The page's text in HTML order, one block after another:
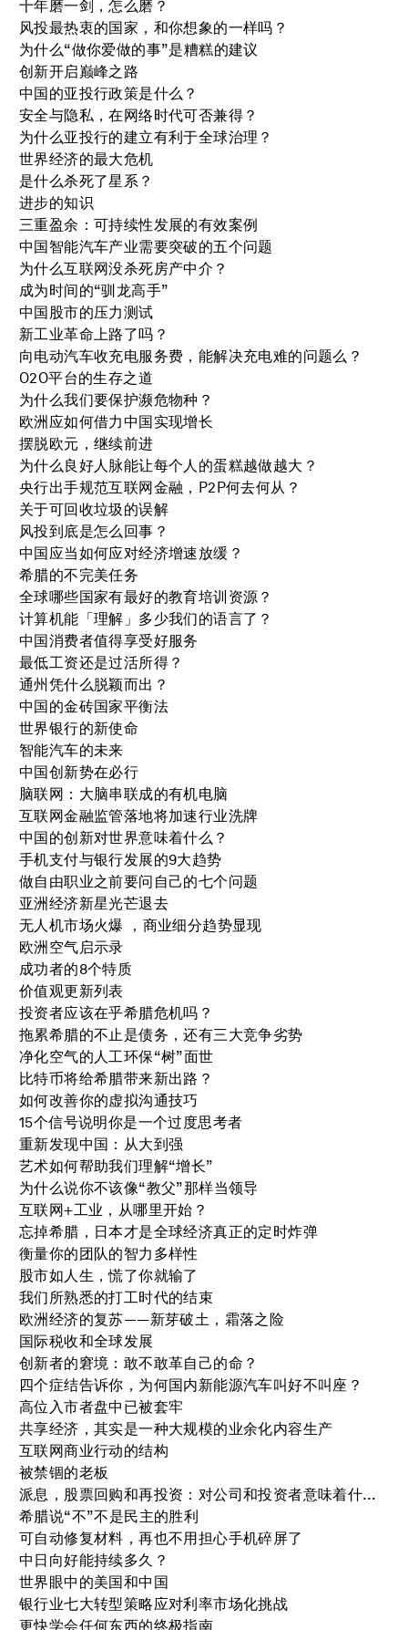
十年磨一剑，怎么磨？
风投最热衷的国家，和你想象的一样吗？
为什么“做你爱做的事”是糟糕的建议
创新开启巅峰之路
中国的亚投行政策是什么？
安全与隐私，在网络时代可否兼得？
为什么亚投行的建立有利于全球治理？
世界经济的最大危机
是什么杀死了星系？
进步的知识
三重盈余：可持续性发展的有效案例
中国智能汽车产业需要突破的五个问题
为什么互联网没杀死房产中介？
成为时间的“驯龙高手”
中国股市的压力测试
新工业革命上路了吗？
向电动汽车收充电服务费，能解决充电难的问题么？
O2O平台的生存之道
为什么我们要保护濒危物种？
欧洲应如何借力中国实现增长
摆脱欧元，继续前进
为什么良好人脉能让每个人的蛋糕越做越大？
央行出手规范互联网金融，P2P何去何从？
关于可回收垃圾的误解
风投到底是怎么回事？
中国应当如何应对经济增速放缓？
希腊的不完美任务
全球哪些国家有最好的教育培训资源？
计算机能「理解」多少我们的语言了？
中国消费者值得享受好服务
最低工资还是过活所得？
通州凭什么脱颖而出？
中国的金砖国家平衡法
世界银行的新使命
智能汽车的未来
中国创新势在必行
脑联网：大脑串联成的有机电脑
互联网金融监管落地将加速行业洗牌
中国的创新对世界意味着什么？
手机支付与银行发展的9大趋势
做自由职业之前要问自己的七个问题
亚洲经济新星光芒退去
无人机市场火爆 ，商业细分趋势显现
欧洲空气启示录
成功者的8个特质
价值观更新列表
投资者应该在乎希腊危机吗？
拖累希腊的不止是债务，还有三大竞争劣势
净化空气的人工环保“树”面世
比特币将给希腊带来新出路？
如何改善你的虚拟沟通技巧
15个信号说明你是一个过度思考者
重新发现中国：从大到强
艺术如何帮助我们理解“增长”
为什么说你不该像“教父”那样当领导
互联网+工业，从哪里开始？
忘掉希腊，日本才是全球经济真正的定时炸弹
衡量你的团队的智力多样性
股市如人生，慌了你就输了
我们所熟悉的打工时代的结束
欧洲经济的复苏——新芽破土，霜落之险
国际税收和全球发展
创新者的窘境：敢不敢革自己的命？
四个症结告诉你，为何国内新能源汽车叫好不叫座？
高位入市者盘中已被套牢
共享经济，其实是一种大规模的业余化内容生产
互联网商业行动的结构
被禁锢的老板
派息，股票回购和再投资：对公司和投资者意味着什么？
希腊说“不”不是民主的胜利
可自动修复材料，再也不用担心手机碎屏了
中日向好能持续多久？
世界眼中的美国和中国
银行业七大转型策略应对利率市场化挑战
更快学会任何东西的终极指南